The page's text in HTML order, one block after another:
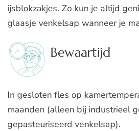
ijsblokzakjes. Zo kun je altijd
glaasje venkelsap wanneer je
Bewaartijd
In gesloten fles op
maanden (alleen bij industrieel
gepasteuriseerd venkelsap).